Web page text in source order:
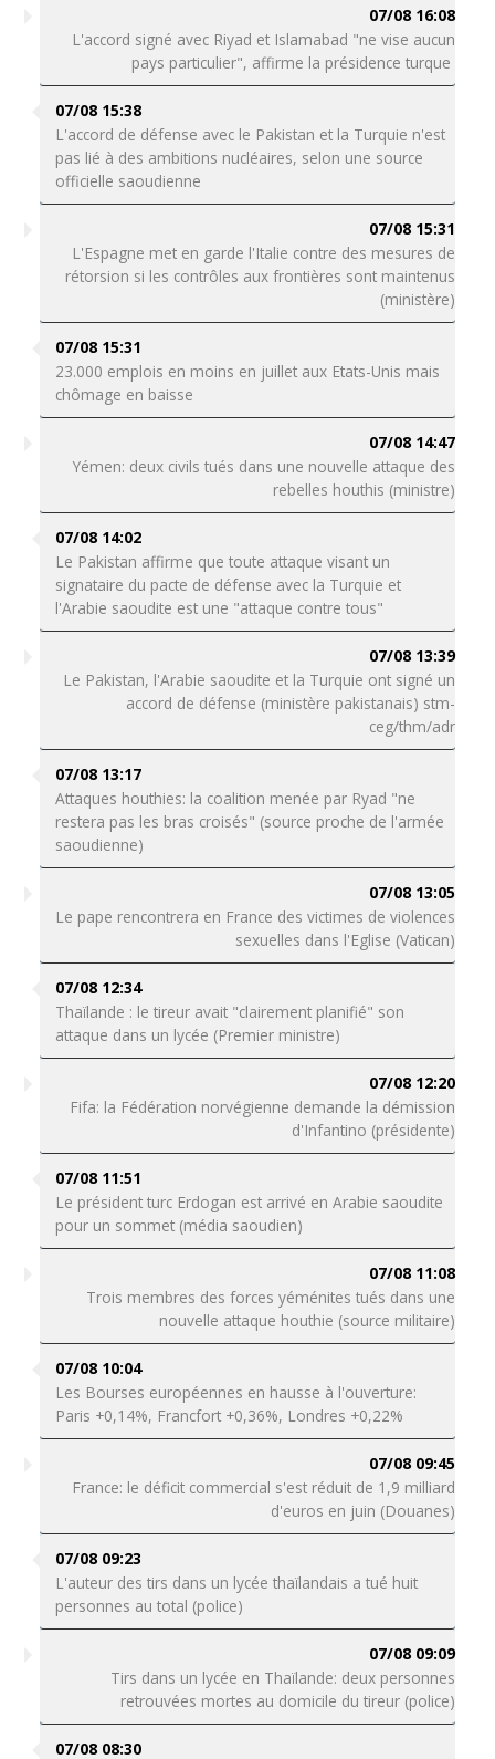
07/08 16:08
L'accord signé avec Riyad et Islamabad "ne vise aucun
pays particulier", affirme la présidence turque
07/08 15:38
L'accord de défense avec le Pakistan et la Turquie n'est
pas lié à des ambitions nucléaires, selon une source
officielle saoudienne
07/08 15:31
L'Espagne met en garde l'Italie contre des mesures de
rétorsion si les contrôles aux frontières sont maintenus
(ministère)
07/08 15:31
23.000 emplois en moins en juillet aux Etats-Unis mais
chômage en baisse
07/08 14:47
Yémen: deux civils tués dans une nouvelle attaque des
rebelles houthis (ministre)
07/08 14:02
Le Pakistan affirme que toute attaque visant un
signataire du pacte de défense avec la Turquie et
l'Arabie saoudite est une "attaque contre tous"
07/08 13:39
Le Pakistan, l'Arabie saoudite et la Turquie ont signé un
accord de défense (ministère pakistanais) stm-
ceg/thm/adr
07/08 13:17
Attaques houthies: la coalition menée par Ryad "ne
restera pas les bras croisés" (source proche de l'armée
saoudienne)
07/08 13:05
Le pape rencontrera en France des victimes de violences
sexuelles dans l'Eglise (Vatican)
07/08 12:34
Thaïlande : le tireur avait "clairement planifié" son
attaque dans un lycée (Premier ministre)
07/08 12:20
Fifa: la Fédération norvégienne demande la démission
d'Infantino (présidente)
07/08 11:51
Le président turc Erdogan est arrivé en Arabie saoudite
pour un sommet (média saoudien)
07/08 11:08
Trois membres des forces yéménites tués dans une
nouvelle attaque houthie (source militaire)
07/08 10:04
Les Bourses européennes en hausse à l'ouverture:
Paris +0,14%, Francfort +0,36%, Londres +0,22%
07/08 09:45
France: le déficit commercial s'est réduit de 1,9 milliard
d'euros en juin (Douanes)
07/08 09:23
L'auteur des tirs dans un lycée thaïlandais a tué huit
personnes au total (police)
07/08 09:09
Tirs dans un lycée en Thaïlande: deux personnes
retrouvées mortes au domicile du tireur (police)
07/08 08:30